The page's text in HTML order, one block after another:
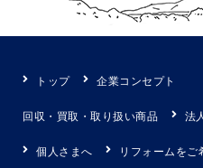
トップ 企業コンセプト
回収・買取・取り扱い商品 法
個人さまへ リフォームをご